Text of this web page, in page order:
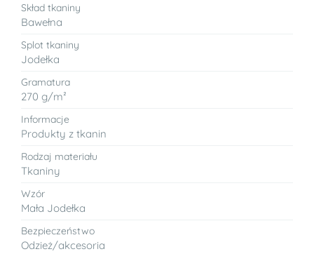
Skład tkaniny
Bawełna
Splot tkaniny
Jodełka
Gramatura
270 g/m²
Informacje
Produkty z tkanin
Rodzaj materiału
Tkaniny
Wzór
Mała Jodełka
Bezpieczeństwo
Odzież/akcesoria